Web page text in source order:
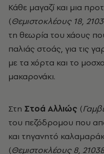
Κάθε μαγαζί και μια
(Θεμιστοκλέους 18,
τη θεωρία του χάους
παλιάς στοάς, για τις
με τα χόρτα και το
μακαρονάκι.
Στη Στοά Αλλιώς (
του πεζόδρομου που
και τηγανητό
(Θεμιστοκλέους 8,